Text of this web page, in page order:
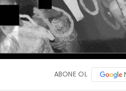
ABONE OL